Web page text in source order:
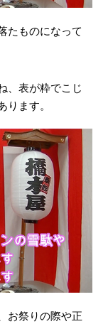
たものになって
、表が粋でこじ
ります。
お祭りの際や正